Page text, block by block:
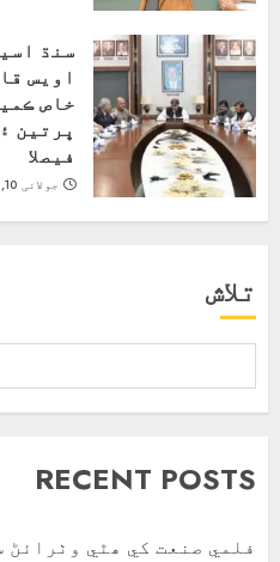
سنڌ
اويس
خاص
ڀرتين
فيصلا
جولائی 10, 2026
تلاش
RECENT POSTS
فلمي صنعت کي ھٿي وٺرائڻ